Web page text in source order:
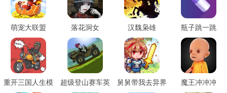
萌宠大联盟 落花洞女 汉魏枭雄 瓶子跳一跳
重开三国人生模
超级登山赛车英
舅舅带我去异界 魔王冲冲冲